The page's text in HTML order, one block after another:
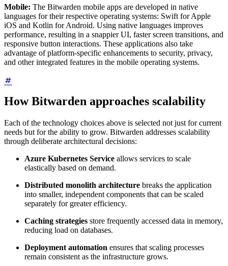
Mobile: The Bitwarden mobile apps are developed in native
languages for their respective operating systems: Swift for Apple
iOS and Kotlin for Android. Using native languages improves
performance, resulting in a snappier UI, faster screen transitions, and
responsive button interactions. These applications also take
advantage of platform-specific enhancements to security, privacy,
and other integrated features in the mobile operating systems.
How Bitwarden approaches scalability
Each of the technology choices above is selected not just for current
needs but for the ability to grow. Bitwarden addresses scalability
through deliberate architectural decisions:
Azure Kubernetes Service allows services to scale
elastically based on demand.
Distributed monolith architecture breaks the application
into smaller, independent components that can be scaled
separately for greater efficiency.
Caching strategies store frequently accessed data in memory,
reducing load on databases.
Deployment automation ensures that scaling processes
remain consistent as the infrastructure grows.